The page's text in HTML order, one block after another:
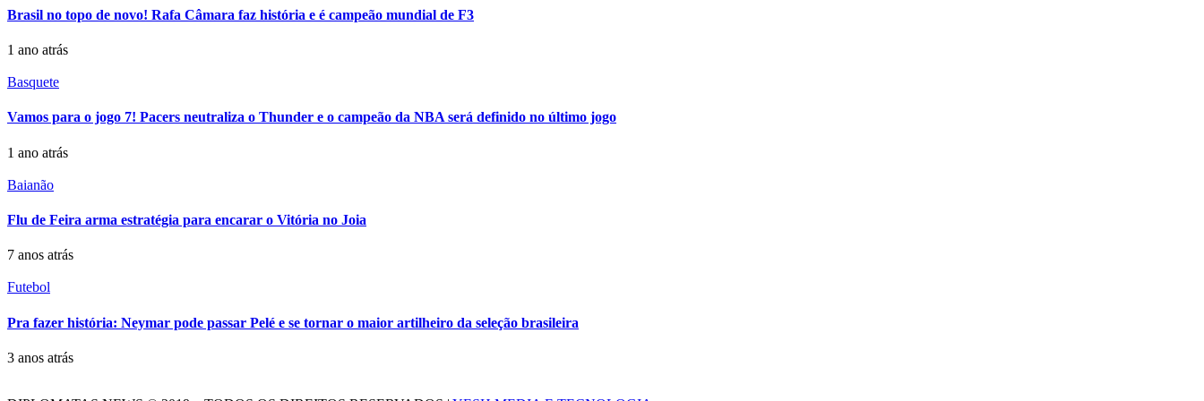
Brasil no topo de novo! Rafa Câmara faz história e é campeão mundial de F3
1 ano atrás
Basquete
Vamos para o jogo 7! Pacers neutraliza o Thunder e o campeão da NBA será definido no último jogo
1 ano atrás
Baianão
Flu de Feira arma estratégia para encarar o Vitória no Joia
7 anos atrás
Futebol
Pra fazer história: Neymar pode passar Pelé e se tornar o maior artilheiro da seleção brasileira
3 anos atrás